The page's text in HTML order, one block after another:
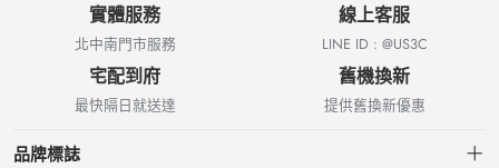
實體服務
北中南門市服務
線上客服
LINE ID : @US3C
宅配到府
最快隔日就送達
舊機換新
提供舊換新優惠
品牌標誌